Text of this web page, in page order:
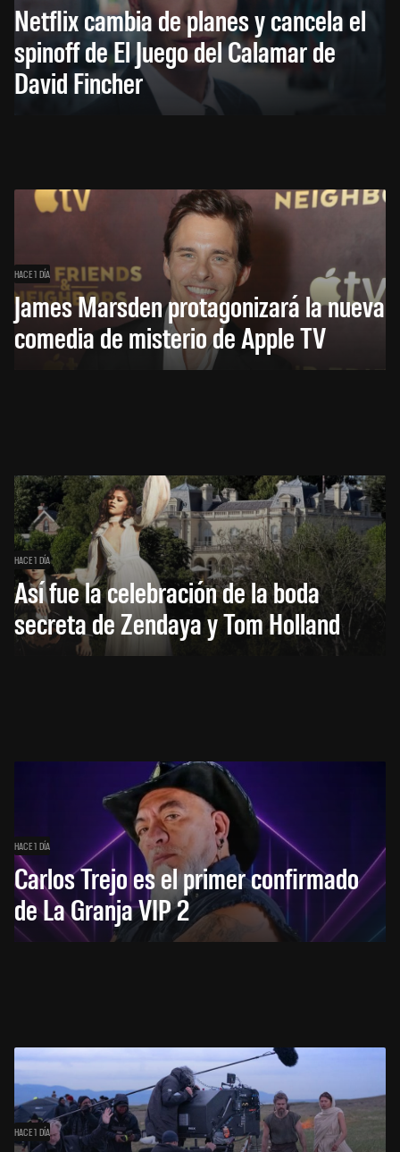
Netflix cambia de planes y cancela el
spinoff de El Juego del Calamar de
David Fincher
HACE 1 DÍA
James Marsden protagonizará la nueva
comedia de misterio de Apple TV
HACE 1 DÍA
Así fue la celebración de la boda
secreta de Zendaya y Tom Holland
HACE 1 DÍA
Carlos Trejo es el primer confirmado
de La Granja VIP 2
HACE 1 DÍA